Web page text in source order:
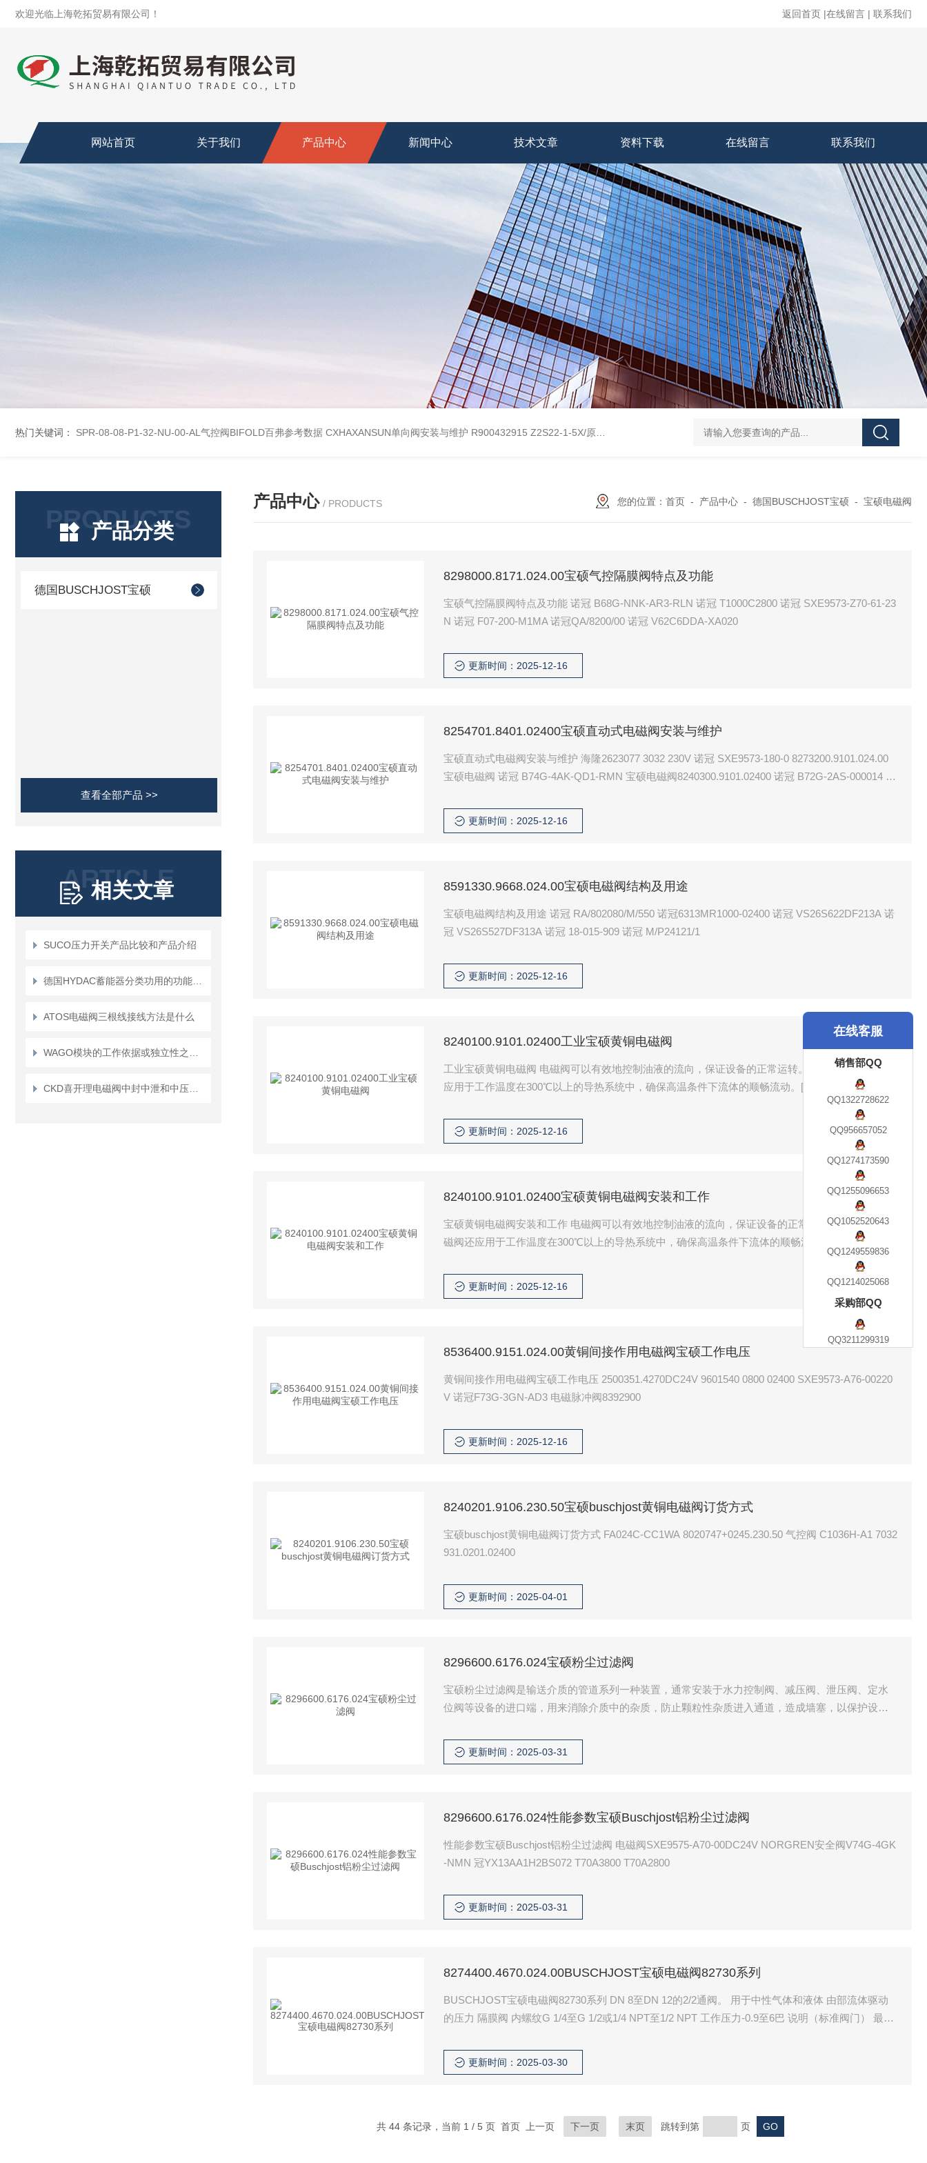
欢迎光临上海乾拓贸易有限公司！ 返回首页 |在线留言 | 联系我们
网站首页 关于我们 产品中心 新闻中心 技术文章 资料下载 在线留言 联系我们
热门关键词： SPR-08-08-P1-32-NU-00-AL气控阀BIFOLD百弗参考数据 CXHAXANSUN单向阀安装与维护 R900432915 Z2S22-1-5X/原装产品REXROTH叠加式单向阀 UPF1S-CL-12-B-W-20-EN424威格士
PRODUCTS
产品分类
德国BUSCHJOST宝硕
查看全部产品 >>
ARTICLE
相关文章
SUCO压力开关产品比较和产品介绍
ATOS电磁阀三根线接线方法是什么
产品中心 / PRODUCTS 您的位置： 首页 - 产品中心 - 德国BUSCHJOST宝硕 - 宝硕电磁阀
8298000.8171.024.00宝硕气控隔膜阀特点及功能
宝硕气控隔膜阀特点及功能 诺冠 B68G-NNK-AR3-RLN 诺冠 T1000C2800 诺冠 SXE9573-Z70-61-23
N 诺冠 F07-200-M1MA 诺冠QA/8200/00 诺冠 V62C6DDA-XA020
更新时间：2025-12-16
8254701.8401.02400宝硕直动式电磁阀安装与维护
宝硕直动式电磁阀安装与维护 海隆2623077 3032 230V 诺冠 SXE9573-180-0 8273200.9101.024.00
宝硕电磁阀 诺冠 B74G-4AK-QD1-RMN 宝硕电磁阀8240300.9101.02400 诺冠 B72G-2AS-000014 诺
更新时间：2025-12-16
8591330.9668.024.00宝硕电磁阀结构及用途
宝硕电磁阀结构及用途 诺冠 RA/802080/M/550 诺冠6313MR1000-02400 诺冠 VS26S622DF213A 诺
冠 VS26S527DF313A 诺冠 18-015-909 诺冠 M/P24121/1
更新时间：2025-12-16
8240100.9101.02400工业宝硕黄铜电磁阀
工业宝硕黄铜电磁阀 电磁阀可以有效地控制油液的流向，保证设备的正常运转。[2]此外，电磁阀还
应用于工作温度在300℃以上的导热系统中，确保高温条件下流体的顺畅流动。[1]在工业炉窑中，电
更新时间：2025-12-16
8240100.9101.02400宝硕黄铜电磁阀安装和工作
宝硕黄铜电磁阀安装和工作 电磁阀可以有效地控制油液的流向，保证设备的正常运转。[2]此外，电
磁阀还应用于工作温度在300℃以上的导热系统中，确保高温条件下流体的顺畅流动。[1]在工业炉窑
更新时间：2025-12-16
8536400.9151.024.00黄铜间接作用电磁阀宝硕工作电压
黄铜间接作用电磁阀宝硕工作电压 2500351.4270DC24V 9601540 0800 02400 SXE9573-A76-00220
V 诺冠F73G-3GN-AD3 电磁脉冲阀8392900
更新时间：2025-12-16
8240201.9106.230.50宝硕buschjost黄铜电磁阀订货方式
宝硕buschjost黄铜电磁阀订货方式 FA024C-CC1WA 8020747+0245.230.50 气控阀 C1036H-A1 7032
931.0201.02400
更新时间：2025-04-01
8296600.6176.024宝硕粉尘过滤阀
宝硕粉尘过滤阀是输送介质的管道系列一种装置，通常安装于水力控制阀、减压阀、泄压阀、定水
位阀等设备的进口端，用来消除介质中的杂质，防止颗粒性杂质进入通道，造成墙塞，以保护设备
此，使用维护极为方便。
更新时间：2025-03-31
8296600.6176.024性能参数宝硕Buschjost铝粉尘过滤阀
性能参数宝硕Buschjost铝粉尘过滤阀 电磁阀SXE9575-A70-00DC24V NORGREN安全阀V74G-4GK
-NMN 冠YX13AA1H2BS072 T70A3800 T70A2800
更新时间：2025-03-31
8274400.4670.024.00BUSCHJOST宝硕电磁阀82730系列
BUSCHJOST宝硕电磁阀82730系列 DN 8至DN 12的2/2通阀。 用于中性气体和液体 由部流体驱动
的压力 隔膜阀 内螺纹G 1/4至G 1/2或1/4 NPT至1/2 NPT 工作压力-0.9至6巴 说明（标准阀门） 最大
流体特性/阀门材料 流体
更新时间：2025-03-30
共 44 条记录，当前 1 / 5 页 首页 上一页 下一页 末页 跳转到第 页
在线客服
销售部QQ
QQ1322728622
QQ956657052
QQ1274173590
QQ1255096653
QQ1052520643
QQ1249559836
QQ1214025068
采购部QQ
QQ3211299319